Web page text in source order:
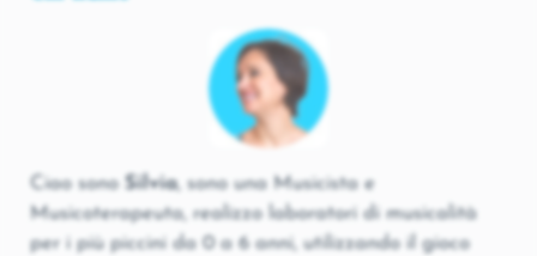
Ciao sono Silvia, sono una Musicista e
Musicoterapeuta, realizzo laboratori di musicalità
per i più piccini da 0 a 6 anni, utilizzando il gioco